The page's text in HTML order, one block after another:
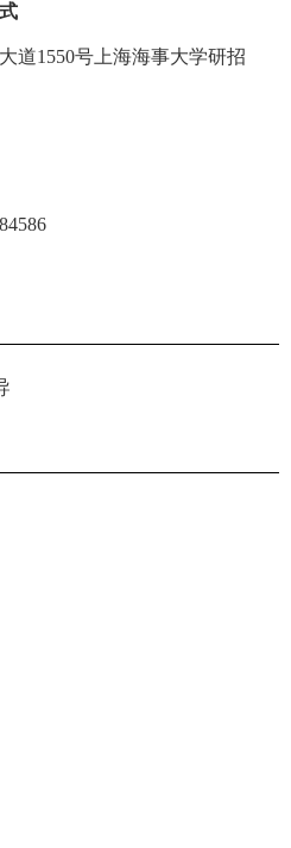
道1550号上海海事大学研招